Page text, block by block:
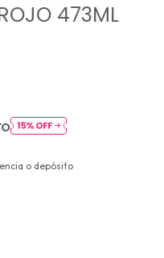
473ML
o depósito